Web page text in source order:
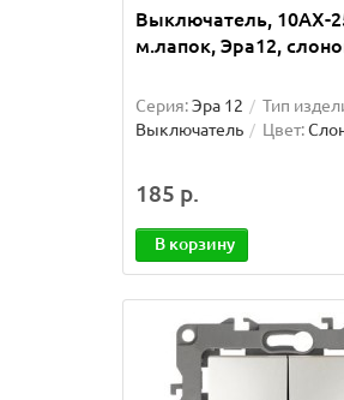
Выключатель, 10АХ-
м.лапок, Эра12,
Серия:Эра 12
Тип
Выключатель
Цвет:
185 р.
В корзину